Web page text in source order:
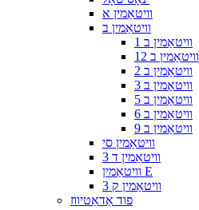
וויטאַמין א
וויטאַמין ב
וויטאַמין ב 1
וויטאַמין ב 12
וויטאַמין ב 2
וויטאַמין ב 3
וויטאַמין ב 5
וויטאַמין ב 6
וויטאַמין ב 9
וויטאַמין סי
וויטאַמין ד 3
וויטאַמין E
וויטאַמין ק 3
פוד אַדאַטיווז